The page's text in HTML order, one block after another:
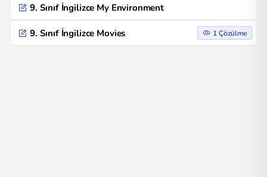
9. Sınıf İngilizce My Environment
9. Sınıf İngilizce Movies 1 Çözülme